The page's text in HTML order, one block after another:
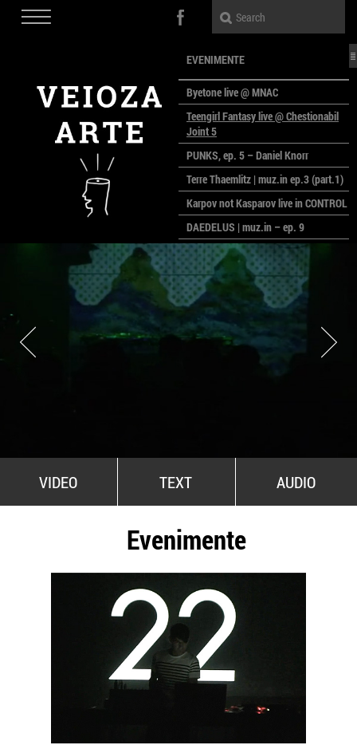
EVENIMENTE
Byetone live @ MNAC
Teengirl Fantasy live @ Chestionabil
Joint 5
PUNKS, ep. 5 – Daniel Knorr
Terre Thaemlitz | muz.in ep.3 (part.1)
Karpov not Kasparov live in CONTROL
DAEDELUS | muz.in – ep. 9
LALELE, LALELE – prima premieră a
anului la MACAZ
CinePOLSKA – filme poloneze la
București
PEOPLE OF ROMANIA se lansează la
galeria Simeza
All Stars For Outernational
VIDEO TEXT AUDIO
Evenimente